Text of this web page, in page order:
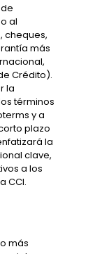
al
cheques,
más
Crédito).
la
términos
y a
plazo
la
clave,
a los
CCI.
más